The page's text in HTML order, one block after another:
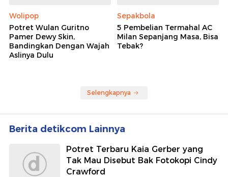
Wolipop
Potret Wulan Guritno
Pamer Dewy Skin,
Bandingkan Dengan Wajah
Aslinya Dulu
Sepakbola
5 Pembelian Termahal AC
Milan Sepanjang Masa, Bisa
Tebak?
Selengkapnya
Berita detikcom Lainnya
Potret Terbaru Kaia Gerber yang
Tak Mau Disebut Bak Fotokopi Cindy
Crawford